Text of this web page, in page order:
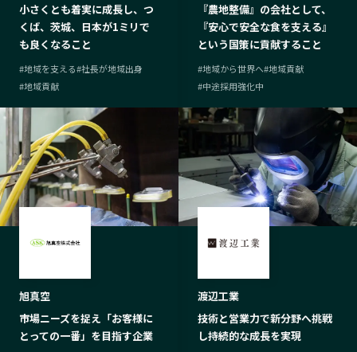
小さくとも着実に成長し、つ
くば、茨城、日本が1ミリで
も良くなること
#地域を支える#社長が地域出身
#地域貢献
『農地整備』の会社として、
『安心で安全な食を支える』
という国策に貢献すること
#地域から世界へ#地域貢献
#中途採用強化中
旭真空
市場ニーズを捉え「お客様に
とっての一番」を目指す企業
渡辺工業
技術と営業力で新分野へ挑戦
し持続的な成長を実現